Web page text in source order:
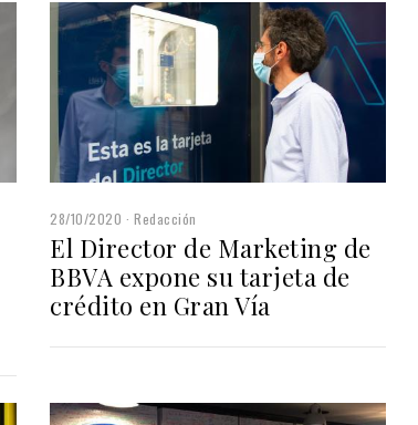
28/10/2020 Redacción
El Director de Marketing de
BBVA expone su tarjeta de
crédito en Gran Vía